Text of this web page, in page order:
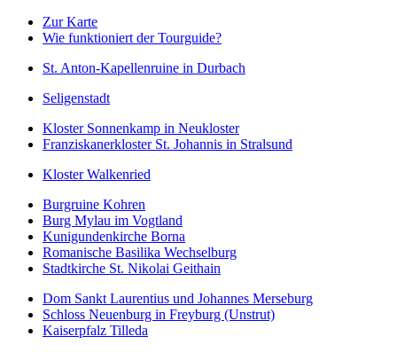
Zur Karte
Wie funktioniert der Tourguide?
St. Anton-Kapellenruine in Durbach
Seligenstadt
Kloster Sonnenkamp in Neukloster
Franziskanerkloster St. Johannis in Stralsund
Kloster Walkenried
Burgruine Kohren
Burg Mylau im Vogtland
Kunigundenkirche Borna
Romanische Basilika Wechselburg
Stadtkirche St. Nikolai Geithain
Dom Sankt Laurentius und Johannes Merseburg
Schloss Neuenburg in Freyburg (Unstrut)
Kaiserpfalz Tilleda